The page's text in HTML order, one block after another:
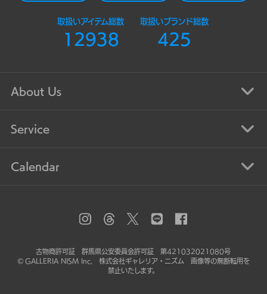
取扱いアイテム総数
12938
取扱いブランド総数
425
About Us
Service
Calendar
古物商許可証 群馬県公安委員会許可証 第421032021080号
© GALLERIA NISM Inc. 株式会社ギャレリア・ニズム 画像等の無断転用を
禁止いたします。